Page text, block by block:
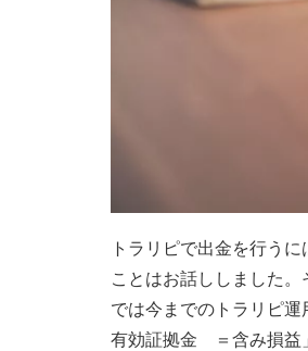
トラリピで出金を行う
ことはお話ししました
では今までのトラリピ
有効証拠金 ＝含み損益